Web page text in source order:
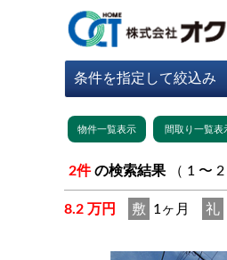
2件 の検索結果
8.2 万円 敷 1ヶ月 礼